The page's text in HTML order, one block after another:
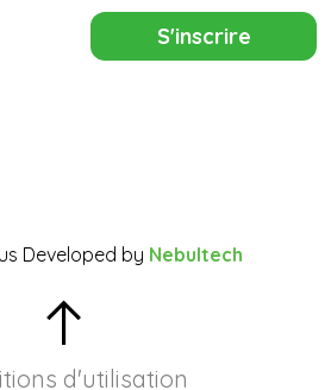
Developed by Nebultech
d'utilisation